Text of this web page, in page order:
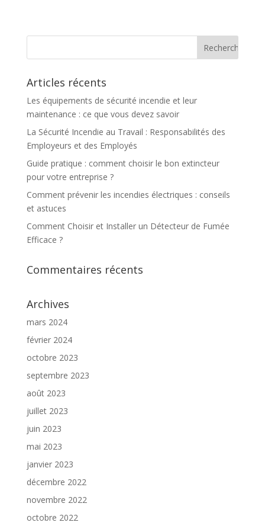
Articles récents
Les équipements de sécurité incendie et leur
maintenance : ce que vous devez savoir
La Sécurité Incendie au Travail : Responsabilités des
Employeurs et des Employés
Guide pratique : comment choisir le bon extincteur
pour votre entreprise ?
Comment prévenir les incendies électriques : conseils
et astuces
Comment Choisir et Installer un Détecteur de Fumée
Efficace ?
Commentaires récents
Archives
mars 2024
février 2024
octobre 2023
septembre 2023
août 2023
juillet 2023
juin 2023
mai 2023
janvier 2023
décembre 2022
novembre 2022
octobre 2022